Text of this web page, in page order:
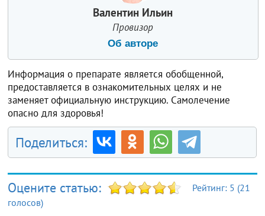
Валентин Ильин
Провизор
Об авторе
Информация о препарате является обобщенной,
предоставляется в ознакомительных целях и не
заменяет официальную инструкцию. Самолечение
опасно для здоровья!
Поделиться:
Оцените статью: Рейтинг: 5 (21
голосов)